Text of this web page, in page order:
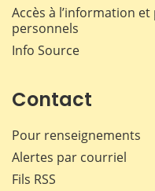
Accès à l’information
personnels
Info Source
Contact
Pour renseignements
Alertes par courriel
Fils RSS